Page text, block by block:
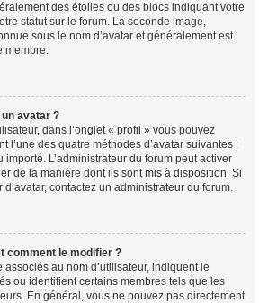
des étoiles ou des blocs indiquant votre
statut sur le forum. La seconde image,
sous le nom d’avatar et généralement est
membre.
avatar ?
dans l’onglet « profil » vous pouvez
l’une des quatre méthodes d’avatar suivantes :
importé. L’administrateur du forum peut activer
de la manière dont ils sont mis à disposition. Si
contactez un administrateur du forum.
comment le modifier ?
associés au nom d’utilisateur, indiquent le
ou identifient certains membres tels que les
En général, vous ne pouvez pas directement